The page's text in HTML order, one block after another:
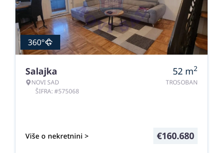
360°
Salajka
NOVI SAD
ŠIFRA: #575068
52 m2
TROSOBAN
Više o nekretnini > €160.680